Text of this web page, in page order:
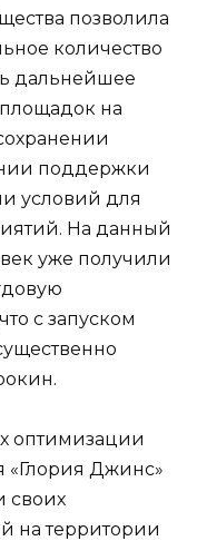
позволила
количество
дальнейшее
на
поддержки
условий для
На данный
уже получили
с запуском
оптимизации
«Глория Джинс»
своих
на территории